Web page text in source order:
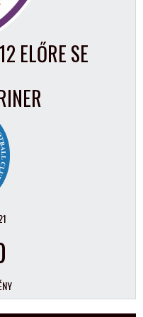
ELŐRE SE